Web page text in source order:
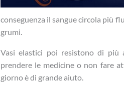
conseguenza il sangue circola più
grumi.
Vasi elastici poi resistono di più
prendere le medicine o non fare
giorno è di grande aiuto.